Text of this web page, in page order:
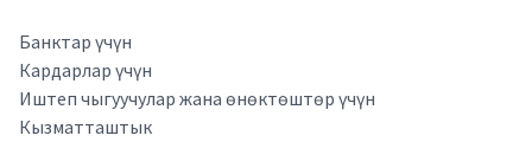
Банктар үчүн
Кардарлар үчүн
Иштеп чыгуучулар жана өнөктөштөр үчүн
Кызматташтык